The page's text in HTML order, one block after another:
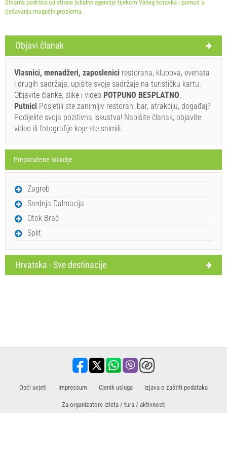
Rezervirajte i čekajte na potvrdu
Ukoliko ne želite odmah rezervirati i imate još pitanja,
upišite ih ispod i kliknite ˝Pošalji upit˝.
Pošalji upit
Stvarna podrška od strane lokalne agencije tijekom Vašeg boravka i pomoć u
rješavanju mogućih problema.
Objavi članak
Vlasnici, menadžeri, zaposlenici restorana, klubova, evenata
i drugih sadržaja, upišite svoje sadržaje na turističku kartu.
Objavite članke, slike i video POTPUNO BESPLATNO.
Putnici Posjetili ste zanimljiv restoran, bar, atrakciju, događaj?
Podijelite svoja pozitivna iskustva! Napišite članak, objavite
video ili fotografije koje ste snimili.
Preporučene lokacije
Zagreb
Srednja Dalmacija
Otok Brač
Split
Hrvatska - Sve destinacije
Opći uvjeti Impressum Cjenik usluga ​​Izjava o zaštiti podataka
Za organizatore izleta / tura / aktivnosti